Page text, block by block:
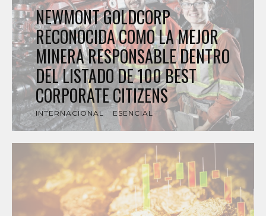
NEWMONT GOLDCORP
RECONOCIDA COMO LA MEJOR
MINERA RESPONSABLE DENTRO
DEL LISTADO DE 100 BEST
CORPORATE CITIZENS
INTERNACIONAL ESENCIAL